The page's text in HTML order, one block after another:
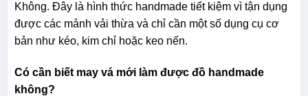
Không. Đây là hình thức handmade tiết kiệm vì tận dụng
được các mảnh vải thừa và chỉ cần một số dụng cụ cơ
bản như kéo, kim chỉ hoặc keo nến.
Có cần biết may vá mới làm được đồ handmade
không?